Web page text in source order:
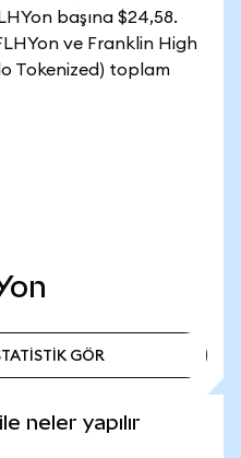
başına $24,58.
ve Franklin High
Tokenized) toplam
GÖR
neler yapılır